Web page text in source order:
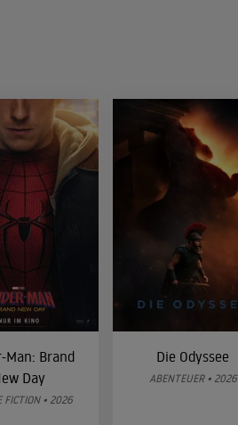
Man: Brand
Day
FICTION • 2026
Die Odyssee
ABENTEUER • 2026